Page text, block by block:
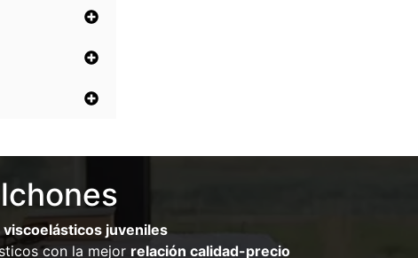
juveniles
con la mejor relación calidad-precio